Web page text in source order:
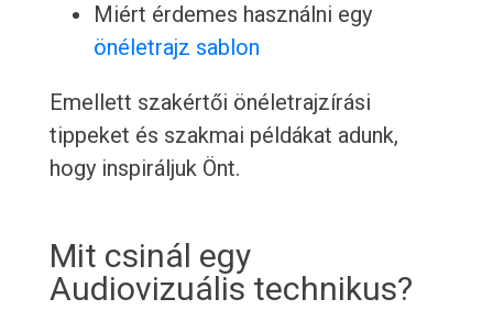
Miért érdemes használni egy
önéletrajz sablon
Emellett szakértői önéletrajzírási
tippeket és szakmai példákat adunk,
hogy inspiráljuk Önt.
Mit csinál egy
Audiovizuális technikus?